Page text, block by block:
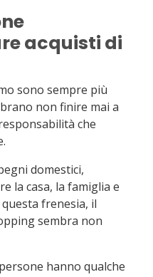
acquisti di
sono sempre più
non finire mai a
che
domestici,
la casa, la famiglia e
frenesia, il
sembra non
hanno qualche